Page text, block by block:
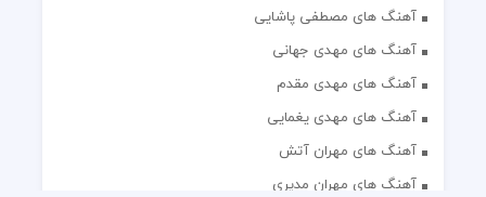
آهنگ های مصطفی پاشایی
آهنگ های مهدی جهانی
آهنگ های مهدی مقدم
آهنگ های مهدی یغمایی
آهنگ های مهران آتش
آهنگ های مهران مدیری